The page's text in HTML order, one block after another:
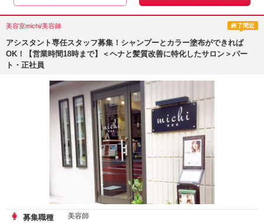
美容室michi/美容師 終了間近
アシスタント専任スタッフ募集！シャンプーとカラー塗布ができれば
OK！【営業時間18時まで】＜ヘナと髪質改善に特化したサロン＞パー
ト・正社員
募集職種 美容師